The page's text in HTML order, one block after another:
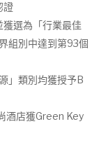
證
選為「行業最佳
組別中達到第93個
」類別均獲授予B
酒店獲Green Key